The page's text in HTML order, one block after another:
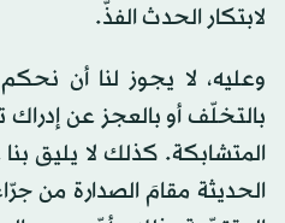
لابتكار الحدث الفذّ.
وعليه، لا يجوز لنا أن
بالتخلّف أو بالعجز عن إدراك
المتشابكة. كذلك لا يليق
الحديثة مقامَ الصدارة من